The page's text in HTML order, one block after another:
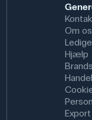
Om os
Hjælp